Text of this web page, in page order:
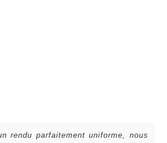
rendu parfaitement uniforme, nous